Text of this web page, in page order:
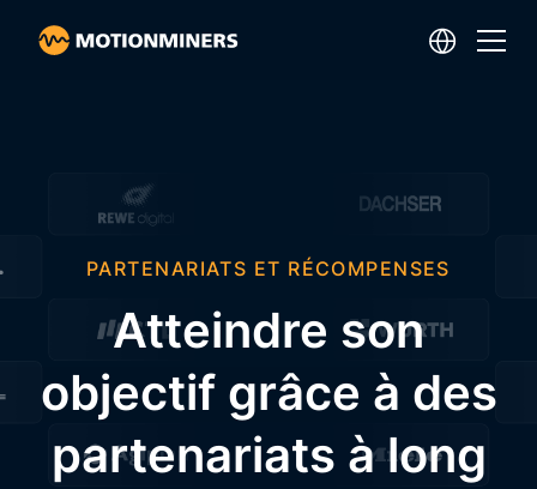
PARTENARIATS ET RÉCOMPENSES
Atteindre son
objectif grâce à des
partenariats à long